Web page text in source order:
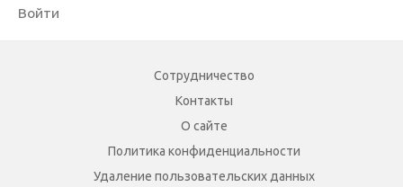
Войти
Сотрудничество
Контакты
О сайте
Политика конфиденциальности
Удаление пользовательских данных